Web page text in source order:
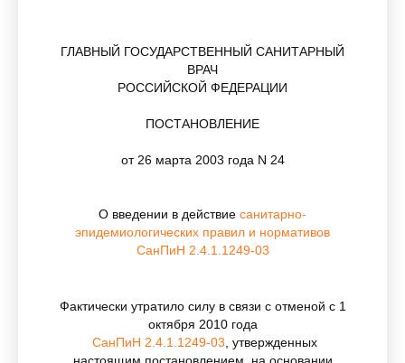
ГЛАВНЫЙ ГОСУДАРСТВЕННЫЙ САНИТАРНЫЙ
ВРАЧ
РОССИЙСКОЙ ФЕДЕРАЦИИ
ПОСТАНОВЛЕНИЕ
от 26 марта 2003 года N 24
О введении в действие санитарно-
эпидемиологических правил и нормативов
СанПиН 2.4.1.1249-03
Фактически утратило силу в связи с отменой с 1
октября 2010 года
СанПиН 2.4.1.1249-03 , утвержденных